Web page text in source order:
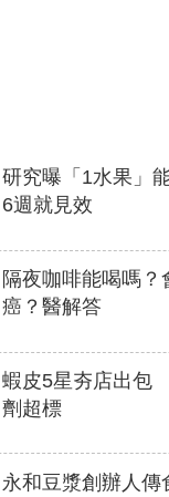
研究曝「1水果」
6週就見效
隔夜咖啡能喝嗎？
癌？醫解答
蝦皮5星夯店出包
劑超標
永和豆漿創辦人傳